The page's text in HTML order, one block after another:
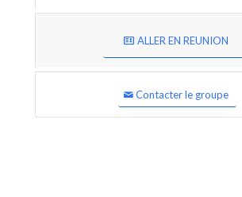
ALLER EN REUNION
Contacter le groupe